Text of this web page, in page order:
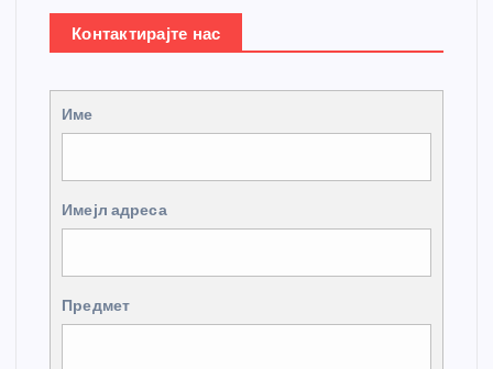
Контактирајте нас
Име
Имејл адреса
Предмет